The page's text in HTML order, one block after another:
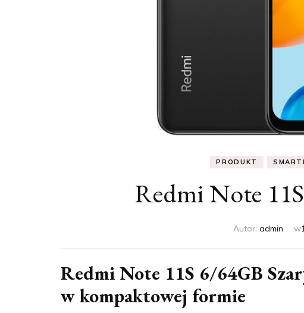
PRODUKT
Redmi Note
Autor: admin w
Redmi Note 11S 6/64GB
w kompaktowej formie